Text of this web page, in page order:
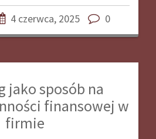
4 czerwca, 2025 0
jako sposób na
finansowej w
firmie